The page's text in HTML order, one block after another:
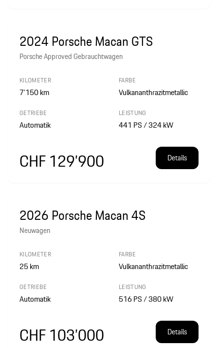
2024 Porsche Macan GTS
Porsche Approved Gebrauchtwagen
KILOMETER
7’150km
FARBE
Vulkananthrazitmetallic
GETRIEBE
Automatik
LEISTUNG
441 PS / 324 kW
CHF 129’900 Details
2026 Porsche Macan 4S
Neuwagen
KILOMETER
25km
FARBE
Vulkananthrazitmetallic
GETRIEBE
Automatik
LEISTUNG
516 PS / 380 kW
CHF 103’000 Details